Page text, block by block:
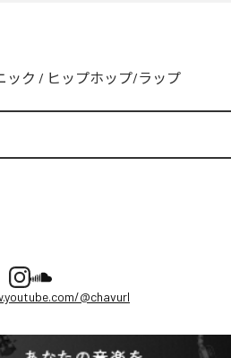
ック / ヒップホップ/ラップ
@chavurl